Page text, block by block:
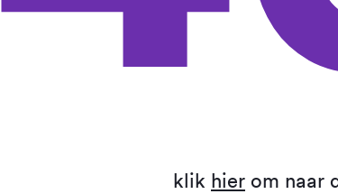
klik hier om naar